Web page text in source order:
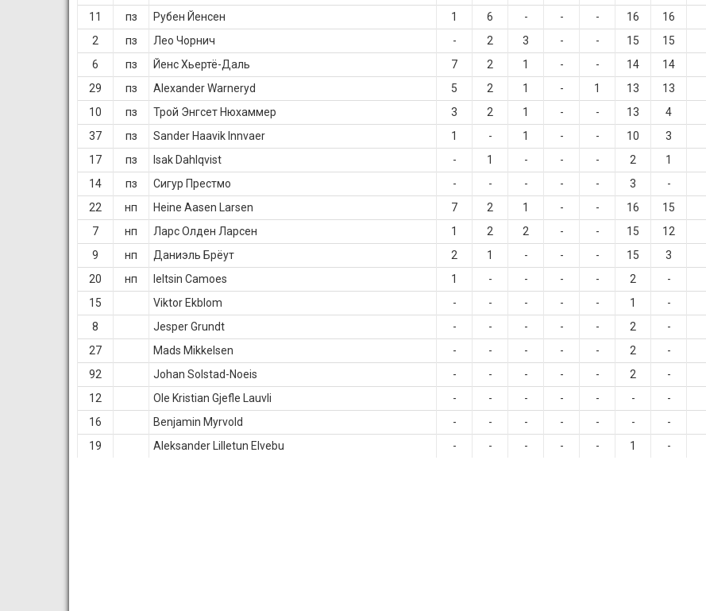
11
пз Рубен Йенсен 1 6 - - - 16 16
2
пз Лео Чорнич - 2 3 - - 15 15
6
пз Йенс Хьертё-Даль 7 2 1 - - 14 14
29
пз Alexander Warneryd 5 2 1 - 1 13 13
10
пз Трой Энгсет Нюхаммер 3 2 1 - - 13 4
37
пз Sander Haavik Innvaer 1 - 1 - - 10 3
17
пз Isak Dahlqvist - 1 - - - 2 1
14
пз Сигур Престмо - - - - - 3 -
22
нп Heine Aasen Larsen 7 2 1 - - 16 15
7
нп Ларс Олден Ларсен 1 2 2 - - 15 12
9
нп Даниэль Брёут 2 1 - - - 15 3
20
нп Ieltsin Camoes 1 - - - - 2 -
15
Viktor Ekblom - - - - - 1 -
8
Jesper Grundt - - - - - 2 -
27
Mads Mikkelsen - - - - - 2 -
92
Johan Solstad-Noeis - - - - - 2 -
12
Ole Kristian Gjefle Lauvli - - - - - - -
16
Benjamin Myrvold - - - - - - -
19
Aleksander Lilletun Elvebu - - - - - 1 -